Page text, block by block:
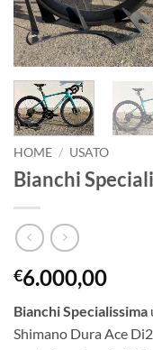
HOME / USATO
Bianchi
€6.000,00
Bianchi Specialissima
Shimano Dura Ace